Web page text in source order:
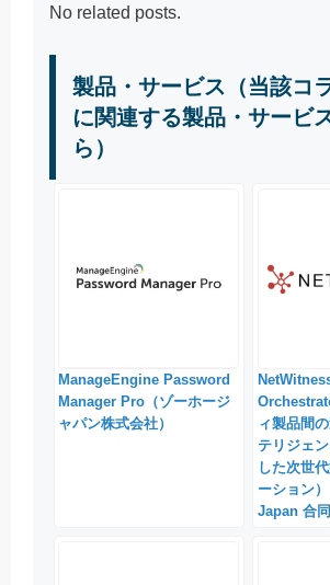
No related posts.
製品・サービス（当該コ
に関連する製品・サービ
ら）
ManageEngine Password
Manager Pro（ゾーホージ
ャパン株式会社）
ィ製品間
テリジェ
した次世
ーション
Japan 合同